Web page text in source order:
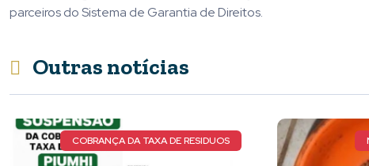
parceiros do Sistema de Garantia de Direitos.
Outras notícias
COBRANÇA DA TAXA DE RESIDUOS